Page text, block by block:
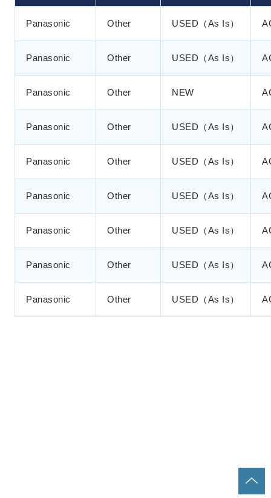
Panasonic Other USED（As Is）
Panasonic Other USED（As Is）
Panasonic Other NEW
Panasonic Other USED（As Is）
Panasonic Other USED（As Is）
Panasonic Other USED（As Is）
Panasonic Other USED（As Is）
Panasonic Other USED（As Is）
Panasonic Other USED（As Is）